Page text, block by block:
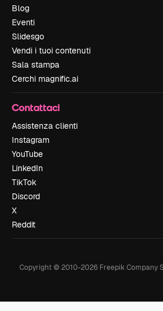
Blog
Eventi
Slidesgo
Vendi i tuoi contenuti
Sala stampa
Cerchi magnific.ai
Contattaci
Assistenza clienti
Instagram
YouTube
LinkedIn
TikTok
Discord
X
Reddit
Copyright © 2010-2026Freepik Company